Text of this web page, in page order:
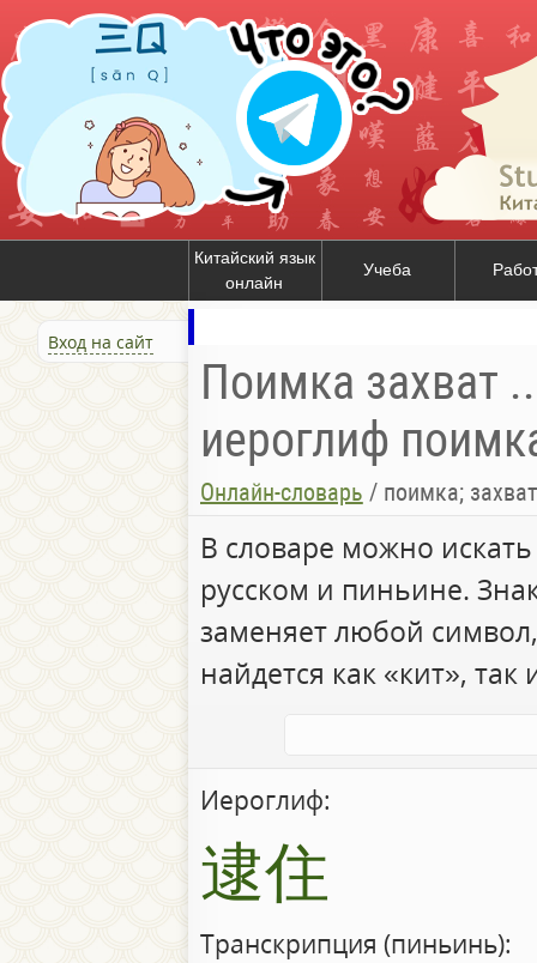
Китайский язык
онлайн
Учеба
Вход на сайт
Поимка захват
иероглиф
Онлайн-словарь / поимка; захват;
В словаре можно
русском и пиньине.
заменяет любой
найдется как «кит», так
Иероглиф:
逮住
Транскрипция (пиньинь):